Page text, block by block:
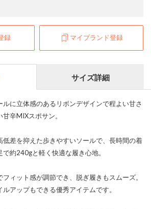
録 マイブランド登録
サイズ詳細
ルに立体感のあるリボンデザインで程よい甘さ
辛MIXスポサン。
低差を抑えた歩きやすいソールで、長時間の着
約240gと軽く快適な履き心地。
ィット感が調節でき、脱ぎ履きもスムーズ。
アップもできる優秀アイテムです。